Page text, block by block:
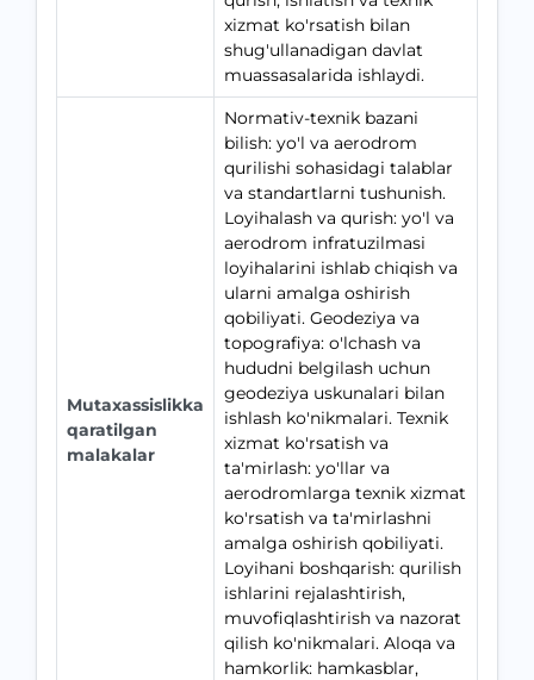
xizmat ko'rsatish bilan
shug'ullanadigan davlat
muassasalarida ishlaydi.
Mutaxassislikka
qaratilgan
malakalar
Normativ-texnik bazani
bilish: yo'l va aerodrom
qurilishi sohasidagi talablar
va standartlarni tushunish.
Loyihalash va qurish: yo'l va
aerodrom infratuzilmasi
loyihalarini ishlab chiqish va
ularni amalga oshirish
qobiliyati. Geodeziya va
topografiya: o'lchash va
hududni belgilash uchun
geodeziya uskunalari bilan
ishlash ko'nikmalari. Texnik
xizmat ko'rsatish va
ta'mirlash: yo'llar va
aerodromlarga texnik xizmat
ko'rsatish va ta'mirlashni
amalga oshirish qobiliyati.
Loyihani boshqarish: qurilish
ishlarini rejalashtirish,
muvofiqlashtirish va nazorat
qilish ko'nikmalari. Aloqa va
hamkorlik: hamkasblar,